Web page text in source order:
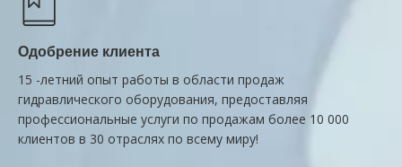
Одобрение клиента
15 -летний опыт работы в области продаж
гидравлического оборудования, предоставляя
профессиональные услуги по продажам более 10 000
клиентов в 30 отраслях по всему миру!